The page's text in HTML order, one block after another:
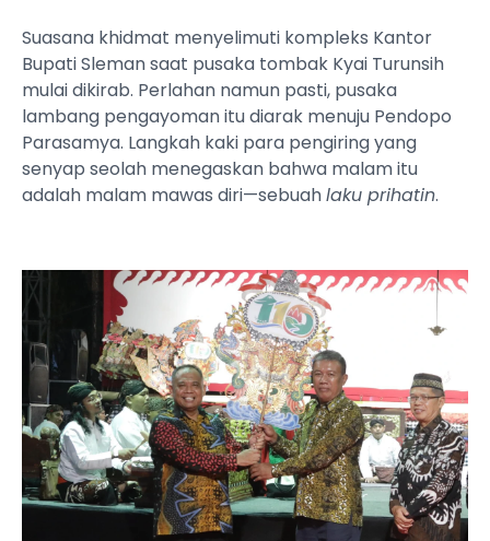
Suasana khidmat menyelimuti kompleks Kantor
Bupati Sleman saat pusaka tombak Kyai Turunsih
mulai dikirab. Perlahan namun pasti, pusaka
lambang pengayoman itu diarak menuju Pendopo
Parasamya. Langkah kaki para pengiring yang
senyap seolah menegaskan bahwa malam itu
adalah malam mawas diri—sebuahlaku prihatin.